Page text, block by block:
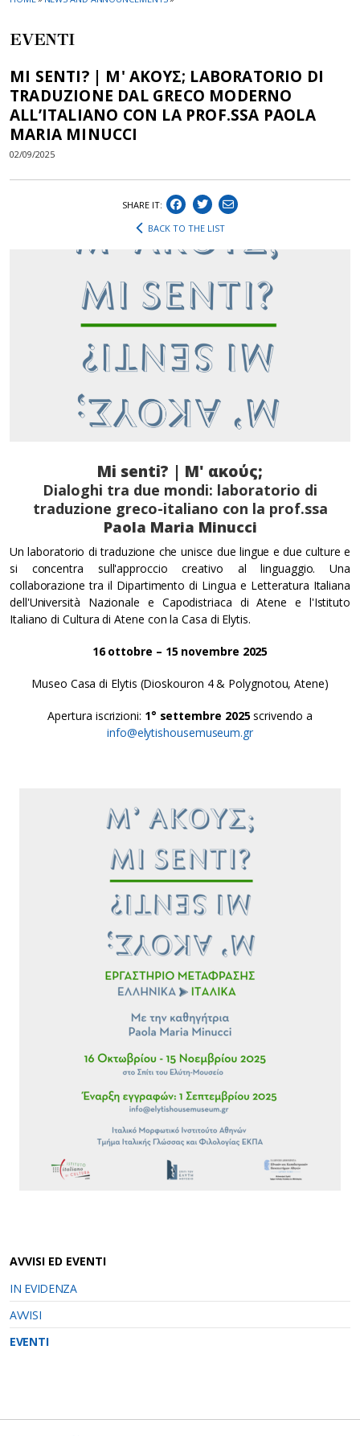
EVENTI
MI SENTI? | Μ' ΑΚΟΥΣ; LABORATORIO DI
TRADUZIONE DAL GRECO MODERNO
ALL’ITALIANO CON LA PROF.SSA PAOLA
MARIA MINUCCI
02/09/2025
SHARE IT:
BACK TO THE LIST
Mi senti? | Μ' ακούς;
Dialoghi tra due mondi: laboratorio di
traduzione greco-italiano con la prof.ssa
Paola Maria Minucci
Un laboratorio di traduzione che unisce due lingue e due culture e
si concentra sull'approccio creativo al linguaggio. Una
collaborazione tra il Dipartimento di Lingua e Letteratura Italiana
dell'Università Nazionale e Capodistriaca di Atene e l'Istituto
Italiano di Cultura di Atene con la Casa di Elytis.
16 ottobre – 15 novembre 2025
Museo Casa di Elytis (Dioskouron 4 & Polygnotou, Atene)
Apertura iscrizioni: 1° settembre 2025scrivendo a
info@elytishousemuseum.gr
AVVISI ED EVENTI
IN EVIDENZA
AVVISI
EVENTI